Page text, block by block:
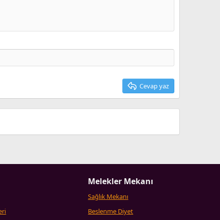
Cevap yaz
Melekler Mekanı
Sağlık Mekanı
Beslenme Diyet